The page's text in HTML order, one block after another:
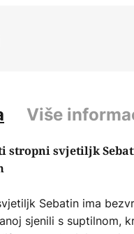
Više
stropni svjetiljk
Sebatin ima
sjenili s suptilnom,